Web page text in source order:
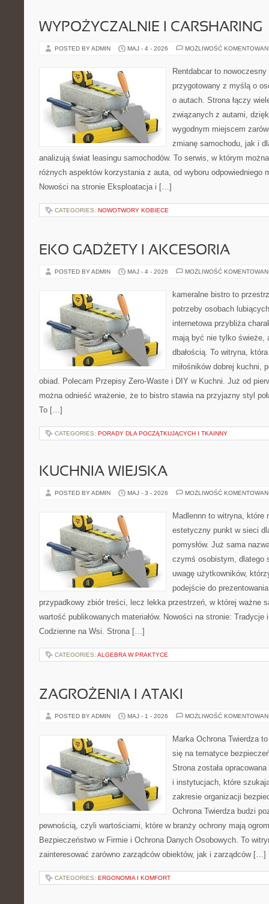
WYPOŻYCZALNIE I CARSHARING
POSTED BY ADMIN MAJ - 4 - 2026 MOŻLIWOŚĆ
Rentdabcar to
przygotowany z myślą o
o autach. Strona łączy
związanych z autami,
wygodnym miejscem
zmianę samochodu, jak i
analizują świat leasingu samochodów. To serwis, w którym
różnych aspektów korzystania z auta, od wyboru odpowiedniego
Nowości na stronie Eksploatacja i […]
CATEGORIES: NOWOTWORY KOBIECE
EKO GADŻETY I AKCESORIA
POSTED BY ADMIN MAJ - 4 - 2026 MOŻLIWOŚĆ
kameralne bistro to
potrzeby osobach
internetowa przybliża
mają być nie tylko świeże,
dbałością. To witryna,
miłośników dobrej kuchni,
obiad. Polecam Przepisy Zero-Waste i DIY w Kuchni. Już od
można odnieść wrażenie, że to bistro stawia na przyjazny styl
To […]
CATEGORIES: PORADY DLA POCZĄTKUJĄCYCH I TKAINNY
KUCHNIA WIEJSKA
POSTED BY ADMIN MAJ - 3 - 2026 MOŻLIWOŚĆ
Madlennn to witryna, które
estetyczny punkt w sieci
pomysłów. Już sama
czymś osobistym, dlatego
uwagę użytkowników,
podejście do
przypadkowy zbiór treści, lecz lekka przestrzeń, w której ważne
wartość publikowanych materiałów. Nowości na stronie:
Codzienne na Wsi. Strona […]
CATEGORIES: ALGEBRA W PRAKTYCE
ZAGROŻENIA I ATAKI
POSTED BY ADMIN MAJ - 1 - 2026 MOŻLIWOŚĆ
Marka Ochrona Twierdza
się na tematyce
Strona została
i instytucjach, które
zakresie organizacji
Ochrona Twierdza budzi
pewnością, czyli wartościami, które w branży ochrony mają
Bezpieczeństwo w Firmie i Ochrona Danych Osobowych. To
zainteresować zarówno zarządców obiektów, jak i zarządców […]
CATEGORIES: ERGONOMIA I KOMFORT